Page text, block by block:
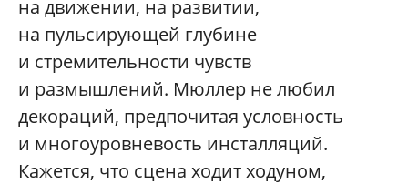
на движении, на развитии,
на пульсирующей глубине
и стремительности чувств
и размышлений. Мюллер не любил
декораций, предпочитая условность
и многоуровневость инсталляций.
Кажется, что сцена ходит ходуном,